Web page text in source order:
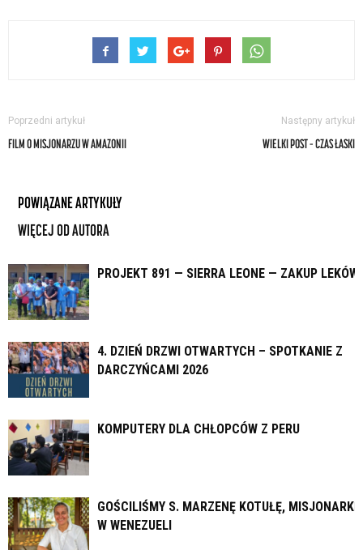
Poprzedni artykuł
FILM O MISJONARZU W AMAZONII
Następny artykuł
WIELKI POST – CZAS ŁASKI
POWIĄZANE ARTYKUŁY
WIĘCEJ OD AUTORA
PROJEKT 891 — SIERRA LEONE — ZAKUP LEKÓW
4. DZIEŃ DRZWI OTWARTYCH – SPOTKANIE Z
DARCZYŃCAMI 2026
KOMPUTERY DLA CHŁOPCÓW Z PERU
GOŚCILIŚMY S. MARZENĘ KOTUŁĘ, MISJONARKĘ
W WENEZUELI